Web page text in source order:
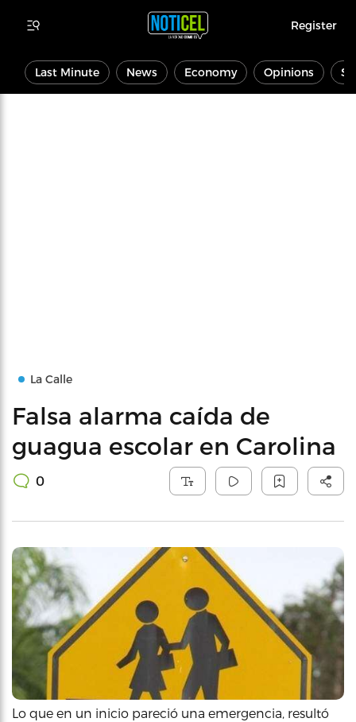
Register
Last Minute News Economy Opinions
La Calle
Falsa alarma caída de
guagua escolar en Carolina
0
Lo que en un inicio pareció una emergencia, resultó